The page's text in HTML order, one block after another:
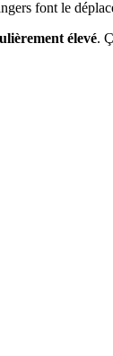
font le
élevé.